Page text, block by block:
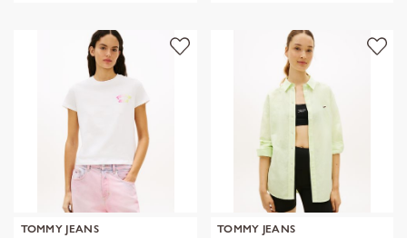
TOMMY JEANS
TOMMY JEANS